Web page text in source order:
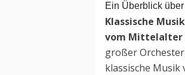
Ein Überblick
Klassische
vom Mittelalter
großer
klassische Musik